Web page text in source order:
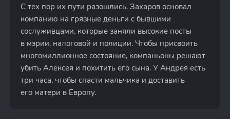
С тех пор их пути разошлись. Захаров основал
компанию на грязные деньги с бывшими
сослуживцами, которые заняли высокие посты
в мэрии, налоговой и полиции. Чтобы присвоить
многомиллионное состояние, компаньоны решают
убить Алексея и похитить его сына. У Андрея есть
три часа, чтобы спасти мальчика и доставить
его матери в Европу.